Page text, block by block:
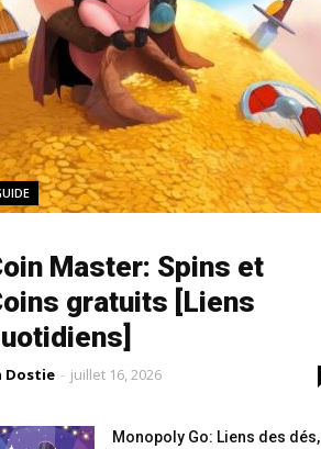
Master: Spins et
gratuits [Liens
Dostie - juillet 16, 2026
Monopoly Go: Liens des dés,